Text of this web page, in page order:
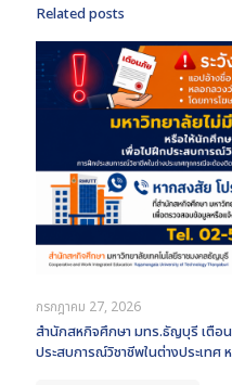
Related posts
กรกฎาคม 27, 2026
สำนักสหกิจศึกษา มทร.ธัญบุรี เตือ
ประสบการณ์วิชาชีพในต่างประเทศ